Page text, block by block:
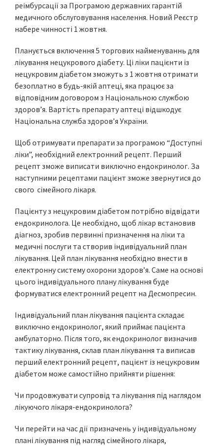
реімбурсації за Програмою державних гарантій
медичного обслуговування населення. Новий Реєстр
набере чинності 1 жовтня.
Планується включення 5 торгових найменуваннь для
лікування нецукрового діабету. Ці ліки пацієнти із
нецукровим діабетом зможуть з 1 жовтня отримати
безоплатно в будь-якій аптеці, яка працює за
відповідним договором з Національною службою
здоров’я. Вартість препарату аптеці відшкодує
Національна служба здоров’я України.
Щоб отримувати препарати за програмою “Доступні
ліки”, необхідний електронний рецепт. Перший
рецепт зможе виписати виключно ендокринолог. За
наступними рецептами пацієнт зможе звернутися до
свого сімейного лікаря.
Пацієнту з нецукровим діабетом потрібно відвідати
ендокринолога. Це необхідно, щоб лікар встановив
діагноз, зробив первинні призначення на ліки та
медичні послуги та створив індивідуальний план
лікування. Цей план лікування необхідно внести в
електронну систему охорони здоров’я. Саме на основі
цього індивідуального плану лікування буде
формуватися електронний рецепт на Десмопресин.
Індивідуальний план лікування пацієнта складає
виключно ендокринолог, який приймає пацієнта
амбулаторно. Після того, як ендокринолог визначив
тактику лікування, склав план лікування та виписав
перший електронний рецепт, пацієнт із нецукровим
діабетом може самостійно прийняти рішення:
Чи продовжувати супровід та лікування під наглядом
лікуючого лікаря-ендокринолога?
Чи перейти на час дії призначень у індивідуальному
плані лікування під нагляд сімейного лікаря,